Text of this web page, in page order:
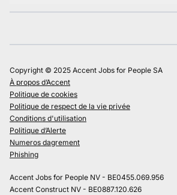
Copyright © 2025 Accent Jobs for People SA
À propos d’Accent
Politique de cookies
Politique de respect de la vie privée
Conditions d'utilisation
Politique d’Alerte
Numeros dagrement
Phishing
Accent Jobs for People NV - BE0455.069.956
Accent Construct NV - BE0887.120.626